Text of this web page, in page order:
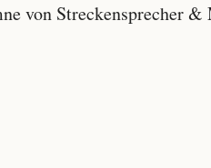
von Streckensprecher &